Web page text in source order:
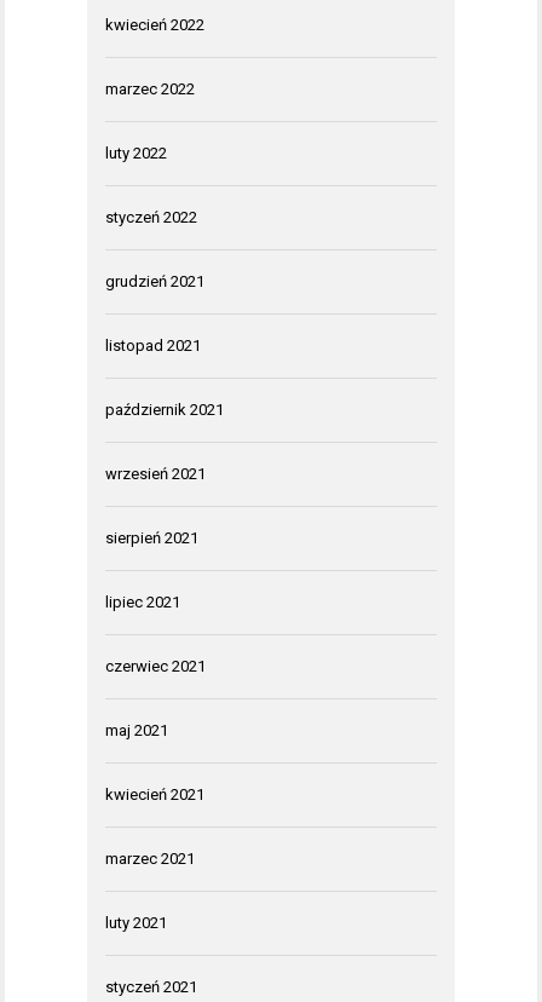
kwiecień 2022
marzec 2022
luty 2022
styczeń 2022
grudzień 2021
listopad 2021
październik 2021
wrzesień 2021
sierpień 2021
lipiec 2021
czerwiec 2021
maj 2021
kwiecień 2021
marzec 2021
luty 2021
styczeń 2021